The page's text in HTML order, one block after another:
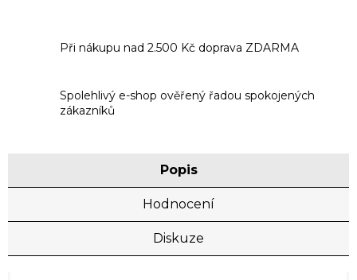
Při nákupu nad 2.500 Kč doprava ZDARMA
Spolehlivý e-shop ověřený řadou spokojených
zákazníků
Popis
Hodnocení
Diskuze